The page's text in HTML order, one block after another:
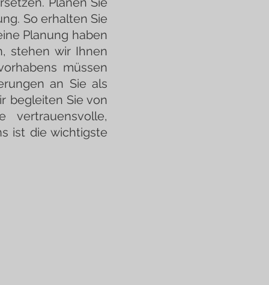
So erhalten Sie
Planung haben
stehen wir Ihnen
müssen
an Sie als
begleiten Sie von
ist die wichtigste